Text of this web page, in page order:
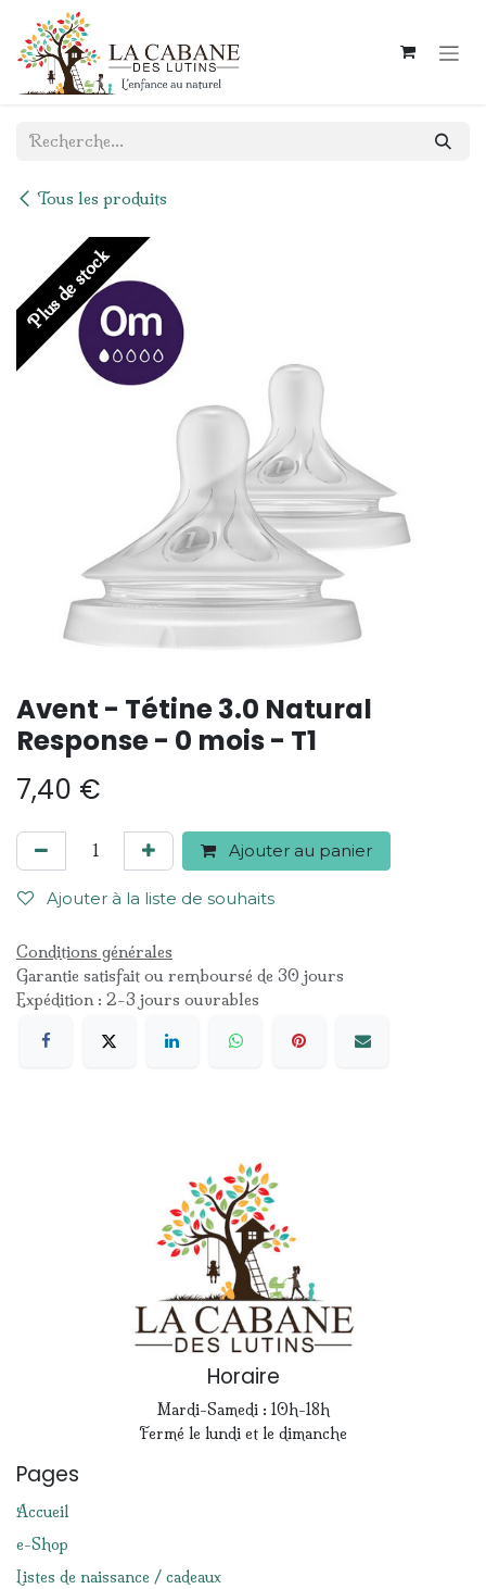
Se rendre au contenu
Tous les produits
Plus de stock
Avent - Tétine 3.0 Natural
Response - 0 mois - T1
7,40 €
Ajouter au panier
Ajouter à la liste de souhaits
Conditions générales
Garantie satisfait ou remboursé de 30 jours
Expédition : 2-3 jours ouvrables
Horaire
Mardi-Samedi : 10h-18h
Fermé le lundi et le dimanche
Pages
Accueil
e-Shop
Listes de naissance / cadeaux